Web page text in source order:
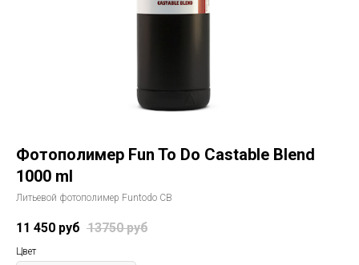
Фотополимер Fun To Do Castable Blend
1000 ml
Литьевой фотополимер Funtodo CB
11 450 руб 13750 руб
Цвет